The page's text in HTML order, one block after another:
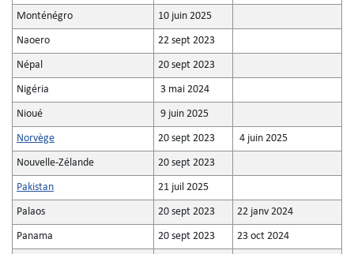
Monténégro 10 juin 2025
Naoero 22 sept 2023
Népal 20 sept 2023
Nigéria 3 mai 2024
Nioué 9 juin 2025
Norvège 20 sept 2023 4 juin 2025
Nouvelle-Zélande 20 sept 2023
Pakistan 21 juil 2025
Palaos 20 sept 2023 22 janv 2024
Panama 20 sept 2023 23 oct 2024